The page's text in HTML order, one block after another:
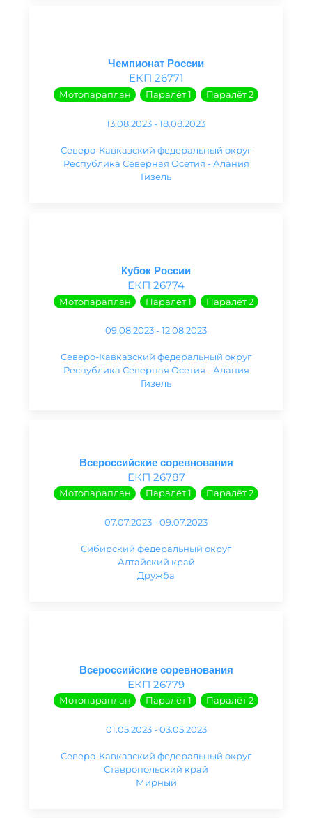
Чемпионат России
ЕКП 26771
Мотопараплан Паралёт 1 Паралёт 2
13.08.2023 - 18.08.2023
Северо-Кавказский федеральный округ
Республика Северная Осетия - Алания
Гизель
Кубок России
ЕКП 26774
Мотопараплан Паралёт 1 Паралёт 2
09.08.2023 - 12.08.2023
Северо-Кавказский федеральный округ
Республика Северная Осетия - Алания
Гизель
Всероссийские соревнования
ЕКП 26787
Мотопараплан Паралёт 1 Паралёт 2
07.07.2023 - 09.07.2023
Сибирский федеральный округ
Алтайский край
Дружба
Всероссийские соревнования
ЕКП 26779
Мотопараплан Паралёт 1 Паралёт 2
01.05.2023 - 03.05.2023
Северо-Кавказский федеральный округ
Ставропольский край
Мирный